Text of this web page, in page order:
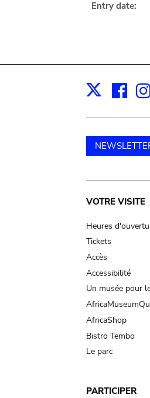
Entry date:
X
Main
VOTRE VISITE
Heures
Tickets
Accès
Accessibilité
Un musée pour
AfricaShop
Bistro Tembo
Le parc
PARTICIPER